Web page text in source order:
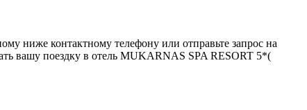
ниже контактному телефону или отправьте запрос на
вашу поездку в отель MUKARNAS SPA RESORT 5*(